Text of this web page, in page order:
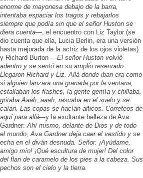
enorme de mayonesa debajo de la barra,
intentaba espaciar los tragos y rebajarlos
siempre que podía sin que el señor Huston se
diera cuenta—, el encuentro con Liz Taylor (se
dio cuenta que ella, Lucia Berlin, era una versión
hasta mejorada de la actriz de los ojos violetas)
y Richard Burton —El señor Huston volvió
adentro y se sentó en su amplio reservado.
Llegaron Richard y Liz. Allá donde iban era como
si alguien lanzara una granada por la ventana,
estallaban los flashes, la gente gemía y chillaba,
gritaba Aaah, aaah, rascaba en el suelo y se
caían. Las copas se hacían añicos. Correteos de
aquí para allá—y la exultante belleza de Ava
Gardner: Ahí mismo, delante de Dios y de todo
el mundo, Ava Gardner deja caer el vestido y se
echa en el diván desnuda. Señor. ¡Ayúdame,
amigo mío! ¡Qué escultura de mujer! Del color
del flan de caramelo de los pies a la cabeza. Sus
pechos son el cielo y la tierra.